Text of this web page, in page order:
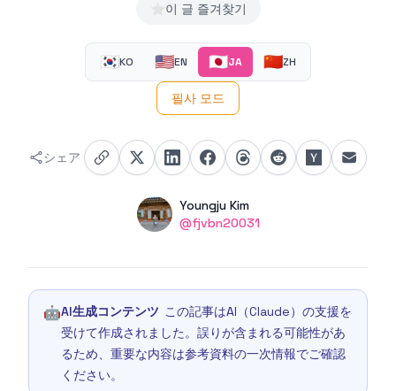
⭐이 글 즐겨찾기
🇰🇷KO 🇺🇸EN 🇯🇵JA 🇨🇳ZH
필사 모드
シェア
Name
Youngju Kim
Twitter
@fjvbn20031
🤖AI生成コンテンツ この記事はAI（Claude）の支援を
受けて作成されました。誤りが含まれる可能性があ
るため、重要な内容は参考資料の一次情報でご確認
ください。